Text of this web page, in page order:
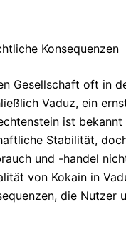
Konsequenzen
Gesellschaft oft in
Vaduz, ein
ist bekannt
Stabilität,
und -handel
von Kokain in
die Nutzer